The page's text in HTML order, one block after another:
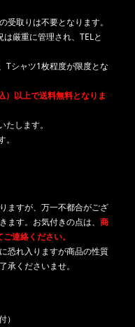
受取りは不要となります。
厳重に管理され、TELと
Tシャツ1枚程度が限度とな
）以上で送料無料となりま
します。
ますが、万一不都合がござ
す。お気付きの点は、 商
連絡ください。
恐れ入りますが商品の性質
承くださいませ。
）